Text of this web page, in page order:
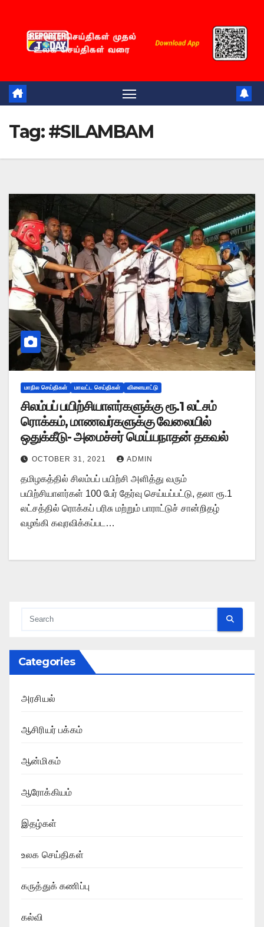
content
Tag:#SILAMBAM
மாநில செய்திகள் மாவட்ட செய்திகள் விளையாட்டு
சிலம்பப் பயிற்சியாளர்களுக்கு ரூ.1 லட்சம்
ரொக்கம், மாணவர்களுக்கு வேலையில்
ஒதுக்கீடு- அமைச்சர் மெய்யநாதன் தகவல்
OCTOBER 31, 2021 ADMIN
தமிழகத்தில் சிலம்பப் பயிற்சி அளித்து வரும்
பயிற்சியாளர்கள் 100 பேர் தேர்வு செய்யப்பட்டு, தலா ரூ.1
லட்சத்தில் ரொக்கப் பரிசு மற்றும் பாராட்டுச் சான்றிதழ்
வழங்கி கவுரவிக்கப்பட…
Categories
அரசியல்
ஆசிரியர் பக்கம்
ஆன்மிகம்
ஆரோக்கியம்
இதழ்கள்
உலக செய்திகள்
கருத்துக் கணிப்பு
கல்வி